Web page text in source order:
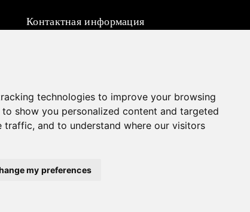
technologies to improve your browsing
show you personalized content and targeted
traffic, and to understand where our visitors
my preferences
Контактная информация
Tianheba RD, район Шунде, Фошань,
провинция Гуандун, Китай